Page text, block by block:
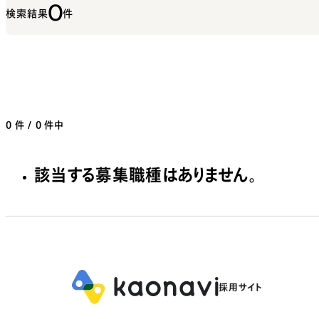
検索結果0件
0 件 / 0 件中
該当する募集職種はありません。